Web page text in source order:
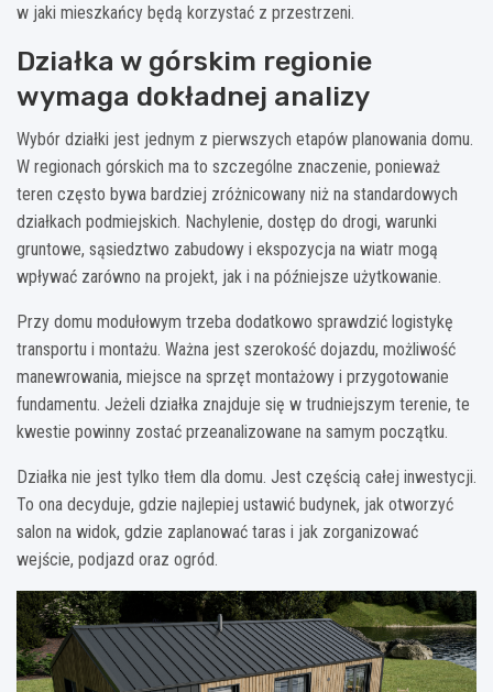
w jaki mieszkańcy będą korzystać z przestrzeni.
Działka w górskim regionie
wymaga dokładnej analizy
Wybór działki jest jednym z pierwszych etapów planowania domu.
W regionach górskich ma to szczególne znaczenie, ponieważ
teren często bywa bardziej zróżnicowany niż na standardowych
działkach podmiejskich. Nachylenie, dostęp do drogi, warunki
gruntowe, sąsiedztwo zabudowy i ekspozycja na wiatr mogą
wpływać zarówno na projekt, jak i na późniejsze użytkowanie.
Przy domu modułowym trzeba dodatkowo sprawdzić logistykę
transportu i montażu. Ważna jest szerokość dojazdu, możliwość
manewrowania, miejsce na sprzęt montażowy i przygotowanie
fundamentu. Jeżeli działka znajduje się w trudniejszym terenie, te
kwestie powinny zostać przeanalizowane na samym początku.
Działka nie jest tylko tłem dla domu. Jest częścią całej inwestycji.
To ona decyduje, gdzie najlepiej ustawić budynek, jak otworzyć
salon na widok, gdzie zaplanować taras i jak zorganizować
wejście, podjazd oraz ogród.